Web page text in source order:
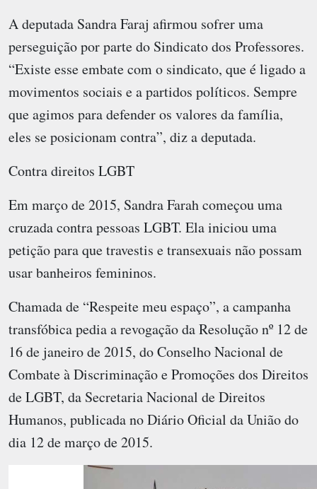
A deputada Sandra Faraj afirmou sofrer uma
perseguição por parte do Sindicato dos Professores.
“Existe esse embate com o sindicato, que é ligado a
movimentos sociais e a partidos políticos. Sempre
que agimos para defender os valores da família,
eles se posicionam contra”, diz a deputada.
Contra direitos LGBT
Em março de 2015, Sandra Farah começou uma
cruzada contra pessoas LGBT. Ela iniciou uma
petição para que travestis e transexuais não possam
usar banheiros femininos.
Chamada de “Respeite meu espaço”, a campanha
transfóbica pedia a revogação da Resolução nº 12 de
16 de janeiro de 2015, do Conselho Nacional de
Combate à Discriminação e Promoções dos Direitos
de LGBT, da Secretaria Nacional de Direitos
Humanos, publicada no Diário Oficial da União do
dia 12 de março de 2015.